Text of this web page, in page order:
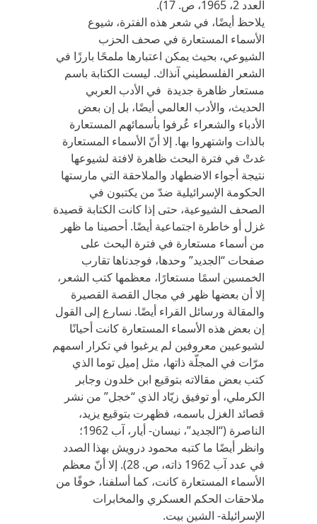
العدد 2، 1965، ص. 17).
يلاحظ أيضًا، في شعر هذه الفترة، شيوع
الأسماء المستعارة في صحف الحزب
الشيوعي، بحيث يمكن اعتبارها ملمحًا بارزًا في
الشعر الفلسطيني آنذاك. ليست الكتابة باسم
مستعار ظاهرة جديدة في الأدب العربي
الحديث، والأدب العالمي أيضًا، بل إن بعض
الأدباء والشعراء عُرفوا بأسمائهم المستعارة
بالذات واشتهروا بها. إلا أنّ الأسماء المستعارة
غدتْ في فترة البحث ظاهرة لافتة لشيوعها
نتيجة أجواء الاضطهاد والملاحقة التي مارستها
الحكومة الإسرائيلية ضدّ من يكتبون في
الصحف الشيوعية، حتى إذا كانت الكتابة قصيدة
غزل أو خاطرة اجتماعية أيضًا. أحصينا ما ظهر
من أسماء مستعارة في فترة البحث على
صفحات “الجديد” وحدها، فوجدناها تقارب
الخمسين اسمًا مستعارًا، معظمها كتب الشعر،
إلا أن بعضها ظهر في مجال القصة القصيرة
والمقالة ورسائل القراء أيضًا. نسارع إلى القول
إن بعض هذه الأسماء المستعارة كانت أحيانًا
لشيوعيين معروفين لم يرغبوا في تكرار اسمهم
مرّات في المجلّة ذاتها، مثل إميل توما الذي
كتب بعض مقالاته بتوقيع ابن خلدون وجابر
الكرملي، أو توفيق زيّاد الذي “خجل” من نشر
قصائد الغزل باسمه، فظهرت بتوقيع يزيد،
الناصرة (“الجديد”، نيسان- أيار، آب 1962؛
وانظر أيضًا ما كتبه محمود درويش بهذا الصدد
في عدد آب 1962 ذاته، ص. 28). إلا أنّ معظم
الأسماء المستعارة كانت، كما أسلفنا، خوفًا من
ملاحقات الحكم العسكري والمخابرات
الإسرائيلة- الشين بيت.